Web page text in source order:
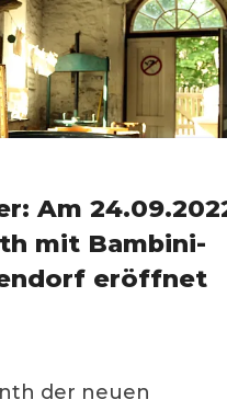
Am
mit Bambini-
eröffnet
der neuen